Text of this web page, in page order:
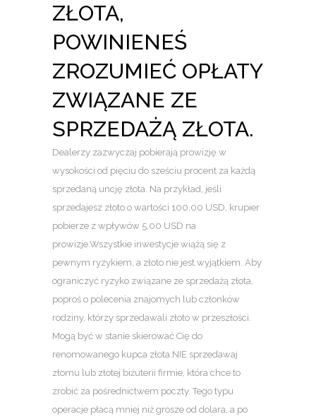
ZŁOTA,
POWINIENEŚ
ZROZUMIEĆ OPŁATY
ZWIĄZANE ZE
SPRZEDAŻĄ ZŁOTA.
Dealerzy zazwyczaj pobierają prowizję w
wysokości od pięciu do sześciu procent za każdą
sprzedaną uncję złota. Na przykład, jeśli
sprzedajesz złoto o wartości 100,00 USD, krupier
pobierze z wpływów 5,00 USD na
prowizje.Wszystkie inwestycje wiążą się z
pewnym ryzykiem, a złoto nie jest wyjątkiem. Aby
ograniczyć ryzyko związane ze sprzedażą złota,
poproś o polecenia znajomych lub członków
rodziny, którzy sprzedawali złoto w przeszłości.
Mogą być w stanie skierować Cię do
renomowanego kupca złota.NIE sprzedawaj
złomu lub złotej biżuterii firmie, która chce to
zrobić za pośrednictwem poczty. Tego typu
operacje płacą mniej niż grosze od dolara, a po